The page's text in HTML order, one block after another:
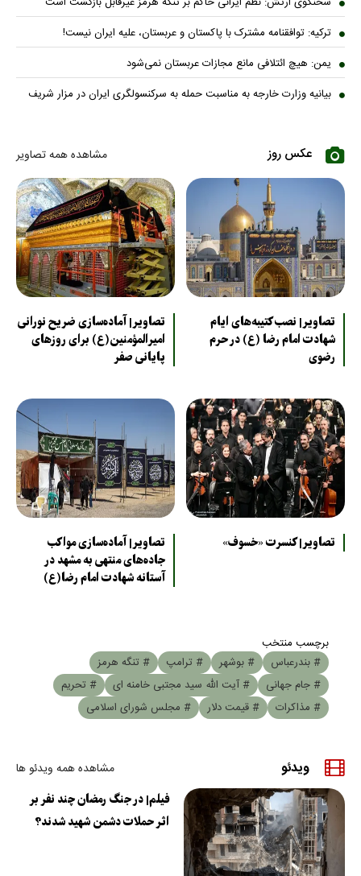
ترکیه: توافقنامه مشترک با پاکستان و عربستان، علیه ایران نیست!
یمن: هیچ ائتلافی مانع مجازات عربستان نمی‌شود
بیانیه وزارت خارجه به مناسبت حمله به سرکنسولگری ایران در مزار شریف
عکس روز مشاهده همه تصاویر
تصاویر| نصب کتیبه‌های ایام
شهادت امام رضا (ع) در حرم
رضوی
تصاویر| آماده‌سازی ضریح نورانی
امیرالمؤمنین(ع) برای روزهای
پایانی صفر
تصاویر| کنسرت «خسوف»
تصاویر| آماده‌سازی مواکب
جاده‌های منتهی به مشهد در
آستانه شهادت امام رضا(ع)
برچسب منتخب
# بندرعباس
# بوشهر # ترامپ
# تنگه هرمز
# جام جهانی
# آیت الله سید مجتبی خامنه ای
# تحریم
# مذاکرات
# قیمت دلار # مجلس شورای اسلامی
ویدئو مشاهده همه ویدئو ها
فیلم| در جنگ رمضان چند نفر بر
اثر حملات دشمن شهید شدند؟